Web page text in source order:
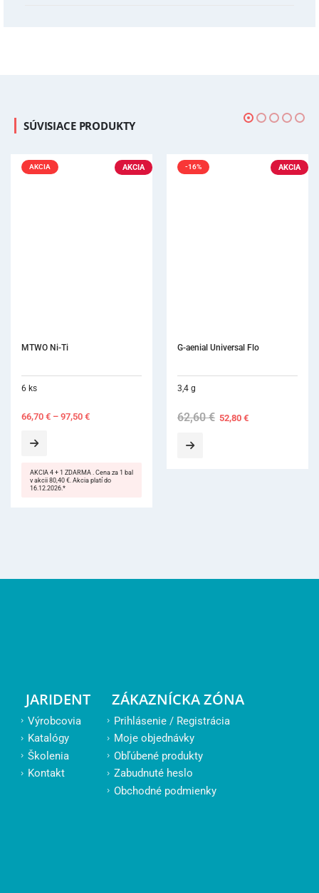
SÚVISIACE PRODUKTY
AKCIA
AKCIA
MTWO Ni-Ti
6 ks
66,70 € – 97,50 €
AKCIA 4 + 1 ZDARMA . Cena za 1 bal
v akcii 80,40 €. Akcia platí do
16.12.2026.*
AKCIA
-16%
G-aenial Universal Flo
3,4 g
62,60€ Original
price
52,80€Current
JARIDENT
Výrobcovia
Katalógy
Školenia
Kontakt
ZÁKAZNÍCKA ZÓNA
Prihlásenie / Registrácia
Moje objednávky
Obľúbené produkty
Zabudnuté heslo
Obchodné podmienky